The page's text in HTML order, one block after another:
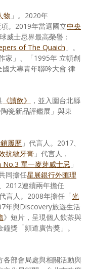
物 」。2020年
項。2019年當選國立中央
威士忌界最高榮譽：
of The Quaich 」。
家」、「1995年 立頓創
大專青年聯吟大會 律
《讀飲》
，並入圍台北縣
瓷新品評鑑展」與東
履歷 」代言人。2017、
抗敏牙膏 」代言人，
No.3 單一麥芽威士忌 」
同擔任星展銀行外匯理
2012連續兩年擔任
言人。2008年擔任「光
年與Discovery旅遊生活
》短片，呈現個人飲茶與
獎「頻道廣告獎」。
各部會局處與相關活動與